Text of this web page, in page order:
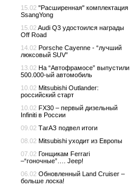
15.02 "Расширенная" комплектация
SsangYong
15.02 Audi Q3 удостоился награды
Off Road
14.02 Porsche Cayenne - “лучший
люксовый SUV”
13.02 На “Автофрамосе” выпустили
500.000-ый автомобиль
10.02 Mitsubishi Outlander:
российский старт
10.02 FX30 – первый дизельный
Infiniti в России
09.02 ТагАЗ подвел итоги
08.02 Mitsubishi уходит из Европы
07.02 Гонщикам Ferrari
–“гоночные”…. Jeep!
06.02 Обновленный Land Cruiser –
больше лоска!